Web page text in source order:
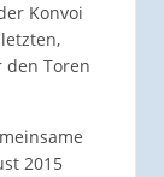
Konvoi
den Toren
2015